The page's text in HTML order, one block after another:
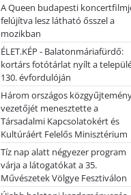
A Queen budapesti
felújítva lesz látható ősszel a
mozikban
ÉLET.KÉP - Balatonmáriafürdő:
kortárs fotótárlat nyílt a
130. évfordulóján
Három országos
vezetőjét menesztette a
Társadalmi Kapcsolatokért és
Kultúráért Felelős Minisztérium
Tíz nap alatt négyezer program
várja a látogatókat a 35.
Művészetek Völgye Fesztiválon